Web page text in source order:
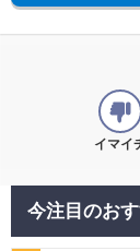
イマイ
今注目のお